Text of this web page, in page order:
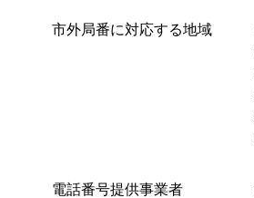
市外局番に対応する地域
電話番号提供事業者